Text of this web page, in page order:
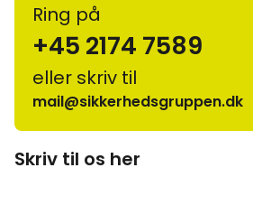
Ring på
+45 2174 7589
eller skriv til
mail@sikkerhedsgruppen.dk
Skriv til os her